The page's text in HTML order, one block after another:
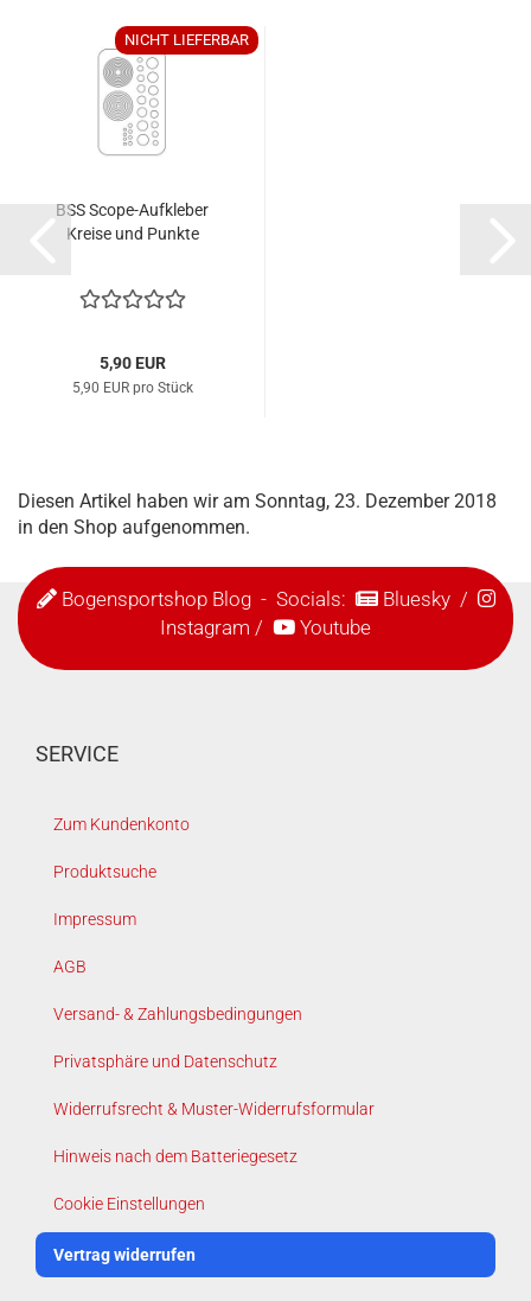
NICHT LIEFERBAR
BSS Scope-Aufkleber
Kreise und Punkte
5,90 EUR
5,90 EUR pro Stück
Diesen Artikel haben wir am Sonntag, 23. Dezember 2018
in den Shop aufgenommen.
Bogensportshop Blog- Socials: Bluesky/
Instagram / Youtube
SERVICE
Zum Kundenkonto
Produktsuche
Impressum
AGB
Versand- & Zahlungsbedingungen
Privatsphäre und Datenschutz
Widerrufsrecht & Muster-Widerrufsformular
Hinweis nach dem Batteriegesetz
Cookie Einstellungen
Vertrag widerrufen